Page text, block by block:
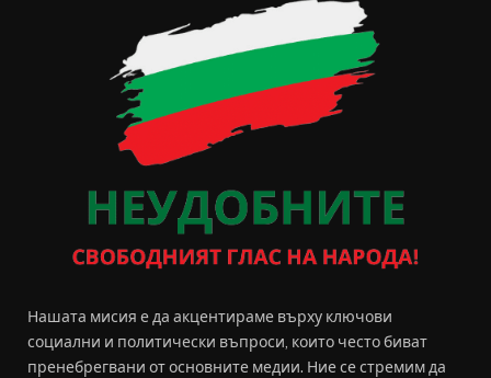
Нашата мисия е да акцентираме върху ключови
социални и политически въпроси, които често биват
пренебрегвани от основните медии. Ние се стремим да